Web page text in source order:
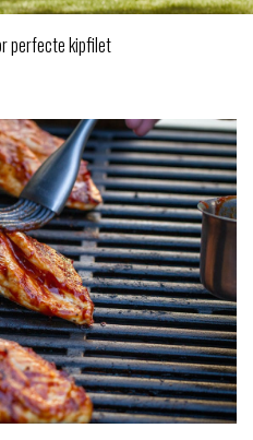
perfecte kipfilet